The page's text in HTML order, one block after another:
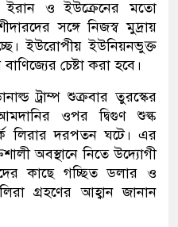
ইরান ও ইউক্রেনের মতো
সঙ্গে নিজস্ব মুদ্রায়
ইউরোপীয় ইউনিয়নভুক্ত
চেষ্টা করা হবে।
ট্রাম্প শুক্রবার তুরস্কের
ওপর দ্বিগুণ শুল্ক
লিরার দরপতন ঘটে। এর
অবস্থানে নিতে উদ্যোগী
কাছে গচ্ছিত ডলার ও
গ্রহণের আহ্বান জানান